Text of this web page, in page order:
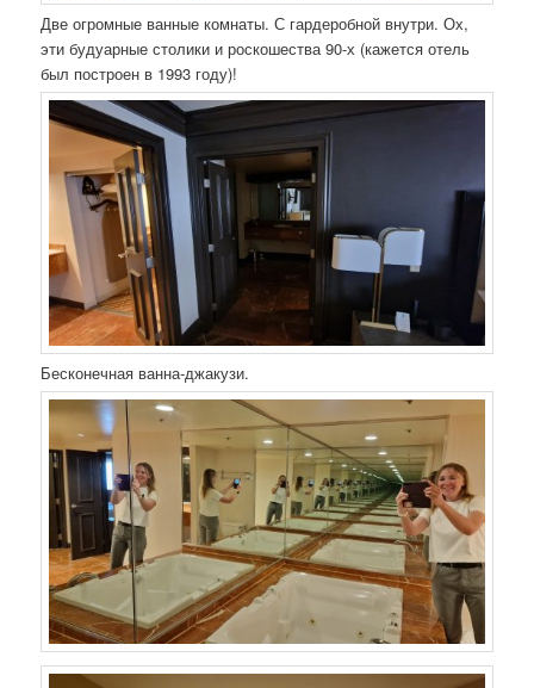
Две огромные ванные комнаты. С гардеробной внутри. Ох,
эти будуарные столики и роскошества 90-х (кажется отель
был построен в 1993 году)!
Бесконечная ванна-джакузи.